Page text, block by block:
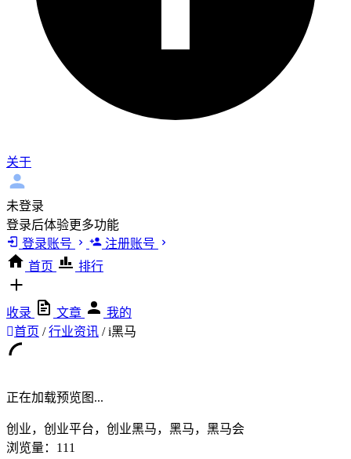
关于
未登录
登录后体验更多功能
登录账号
注册账号
首页
排行
收录 文章
我的
首页 / 行业资讯 / i黑马
正在加载预览图...
创业，创业平台，创业黑马，黑马，黑马会
浏览量：111